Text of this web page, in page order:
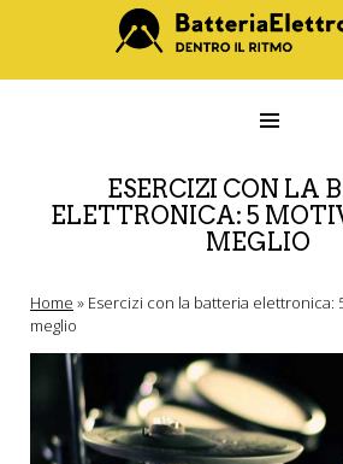
ESERCIZI CON LA
ELETTRONICA: 5
MEGLIO
Home » Esercizi con la batteria elettronica:
meglio